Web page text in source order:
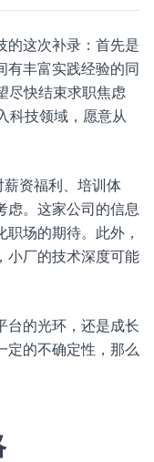
的这次补录：首先是
有丰富实践经验的同
尽快结束求职焦虑
科技领域，愿意从
资福利、培训体
虑。这家公司的信息
场的期待。此外，
小厂的技术深度可能
台的光环，还是成长
定的不确定性，那么